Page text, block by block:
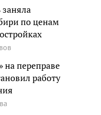
заняла
по ценам
переправе
работу